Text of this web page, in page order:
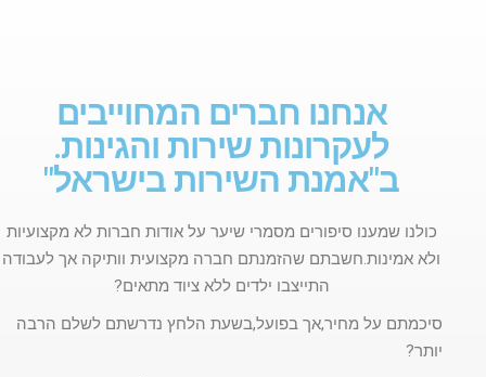
אנחנו חברים המחוייבים
לעקרונות שירות והגינות.
ב"אמנת השירות בישראל"
כולנו שמענו סיפורים מסמרי שיער על אודות חברות לא מקצועיות
ולא אמינות.חשבתם שהזמנתם חברה מקצועית וותיקה אך לעבודה
התייצבו ילדים ללא ציוד מתאים?
סיכמתם על מחיר,אך בפועל,בשעת הלחץ נדרשתם לשלם הרבה
יותר?